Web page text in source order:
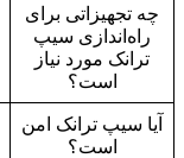
چه تجهیزاتی برای
راه‌اندازی سیپ
ترانک مورد نیاز
است؟
آیا سیپ ترانک امن
است؟